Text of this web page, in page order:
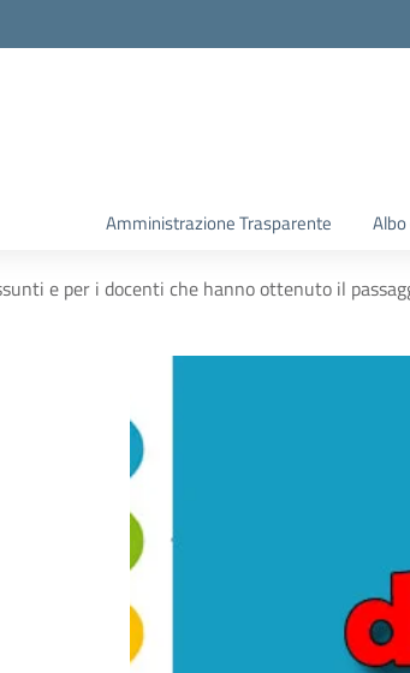
Amministrazione Trasparente
e per i docenti che hanno ottenuto il